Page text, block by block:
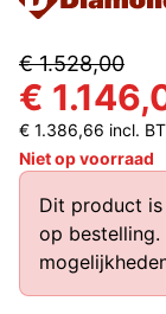
€ 1.528,00
€
€ 1.386,66 incl.
Niet op voorraad
Dit product
op bestelling.